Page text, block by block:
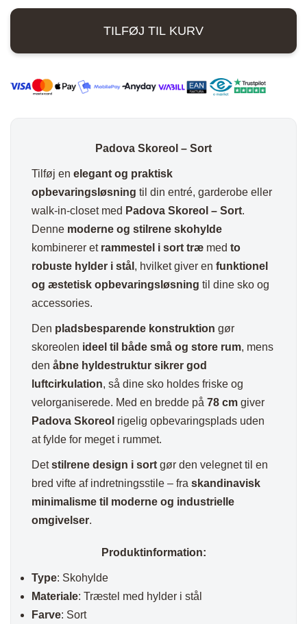
299,00 kr..240,00 kr..
Sort
TILFØJ TIL KURV
Padova Skoreol – Sort
Tilføj en elegant og praktisk
opbevaringsløsning til din entré, garderobe eller
walk-in-closet med Padova Skoreol – Sort.
Denne moderne og stilrene skohylde
kombinerer et rammestel i sort træ med to
robuste hylder i stål , hvilket giver en funktionel
og æstetisk opbevaringsløsning til dine sko og
accessories.
Den pladsbesparende konstruktion gør
skoreolen ideel til både små og store rum, mens
den åbne hyldestruktur sikrer god
luftcirkulation, så dine sko holdes friske og
velorganiserede. Med en bredde på 78 cm giver
Padova Skoreol rigelig opbevaringsplads uden
at fylde for meget i rummet.
Detstilrene design i sort gør den velegnet til en
bred vifte af indretningsstile – fra skandinavisk
minimalisme til moderne og industrielle
omgivelser.
Produktinformation:
Type: Skohylde
Materiale: Træstel med hylder i stål
Farve: Sort